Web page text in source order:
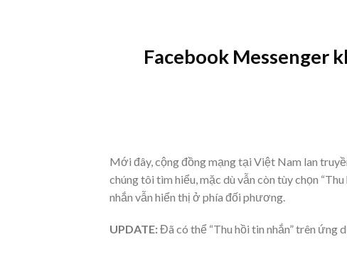
Facebook Messenger
Mới đây, cộng đồng mạng tại Việt Nam lan
chúng tôi tìm hiểu, mặc dù vẫn còn tùy chọn
nhắn vẫn hiển thị ở phía đối phương.
UPDATE:Đã có thể “Thu hồi tin nhắn” trên ứng